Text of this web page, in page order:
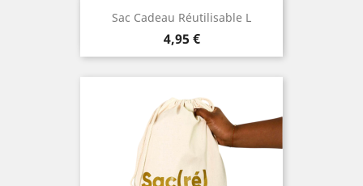
Sac Cadeau Réutilisable L
Prix
4,95 €